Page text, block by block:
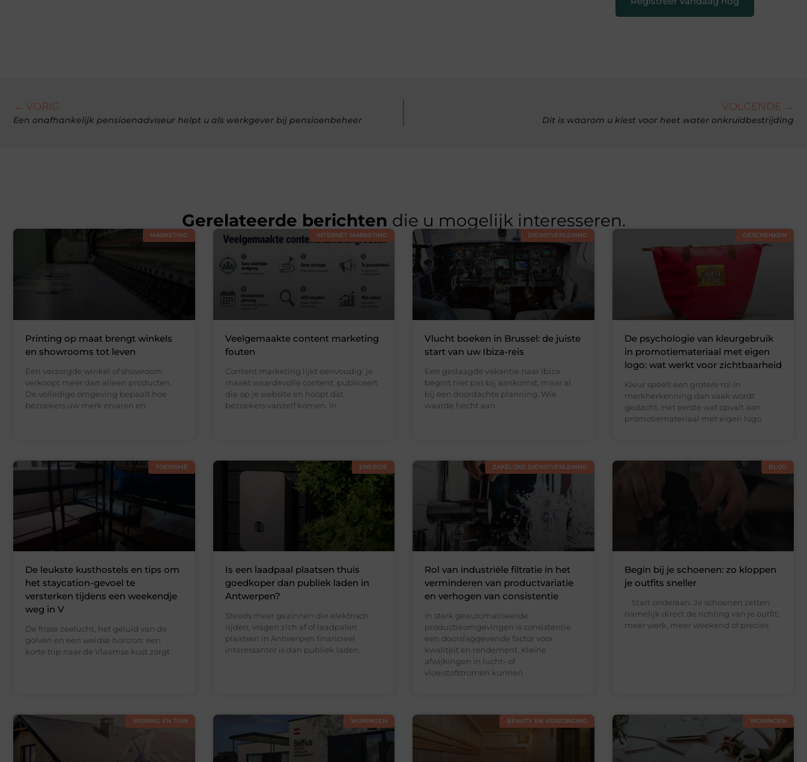
← VORIG
Een onafhankelijk pensioenadviseur helpt u als werkgever bij pensioenbeheer
VOLGENDE →
Dit is waarom u kiest voor heet water onkruidbestrijding
Gerelateerde berichten die u mogelijk interesseren.
MARKETING
Printing op maat brengt winkels
en showrooms tot leven
Een verzorgde winkel of showroom
verkoopt meer dan alleen producten.
De volledige omgeving bepaalt hoe
bezoekers uw merk ervaren en
INTERNET MARKETING
Veelgemaakte content marketing
fouten
Content marketing lijkt eenvoudig: je
maakt waardevolle content, publiceert
die op je website en hoopt dat
bezoekers vanzelf komen. In
DIENSTVERLENING
Vlucht boeken in Brussel: de juiste
start van uw Ibiza-reis
Een geslaagde vakantie naar Ibiza
begint niet pas bij aankomst, maar al
bij een doordachte planning. Wie
waarde hecht aan
GESCHENKEN
De psychologie van kleurgebruik
in promotiemateriaal met eigen
logo: wat werkt voor zichtbaarheid
Kleur speelt een grotere rol in
merkherkenning dan vaak wordt
gedacht. Het eerste wat opvalt aan
promotiemateriaal met eigen logo
TOERISME
De leukste kusthostels en tips om
het staycation-gevoel te
versterken tijdens een weekendje
weg in V
De frisse zeelucht, het geluid van de
golven en een weidse horizon: een
korte trip naar de Vlaamse kust zorgt
ENERGIE
Is een laadpaal plaatsen thuis
goedkoper dan publiek laden in
Antwerpen?
Steeds meer gezinnen die elektrisch
rijden, vragen zich af of laadpalen
plaatsen in Antwerpen financieel
interessanter is dan publiek laden.
ZAKELIJKE DIENSTVERLENING
Rol van industriële filtratie in het
verminderen van productvariatie
en verhogen van consistentie
In sterk geautomatiseerde
productieomgevingen is consistentie
een doorslaggevende factor voor
kwaliteit en rendement. Kleine
afwijkingen in lucht- of
vloeistofstromen kunnen
BLOG
Begin bij je schoenen: zo kloppen
je outfits sneller
Start onderaan. Je schoenen zetten
namelijk direct de richting van je outfit:
meer werk, meer weekend of precies
WONING EN TUIN WONINGEN BEAUTY EN VERZORGING WONINGEN